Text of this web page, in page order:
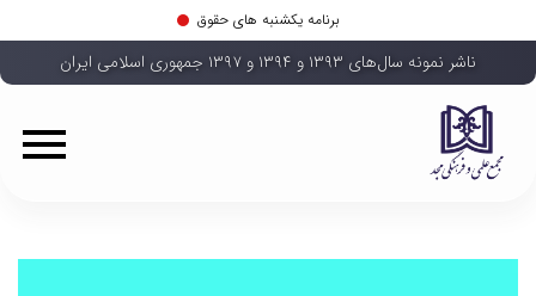
برنامه یکشنبه های حقوق
ناشر نمونه سال‌های ۱۳۹۳ و ۱۳۹۴ و ۱۳۹۷ جمهوری اسلامی ایران